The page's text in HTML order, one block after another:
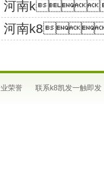
河南k8凯
河南k8
荣誉
联系k8凯发一触即发